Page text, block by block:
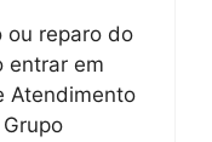
ou reparo do
entrar em
Atendimento